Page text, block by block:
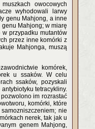
owocowych
wyhodowali larwy
genu Mahjong, a inne
genu Mahjong; w miarę
w przypadku mutantów
przez inne komórki z
Mahjonga, muszą
komórek,
u ssaków. W celu
ssaków, pozyskali
tetracykliny.
im rozrastać
komórki, które
nie
nerek, tak jak u
genem Mahjong,